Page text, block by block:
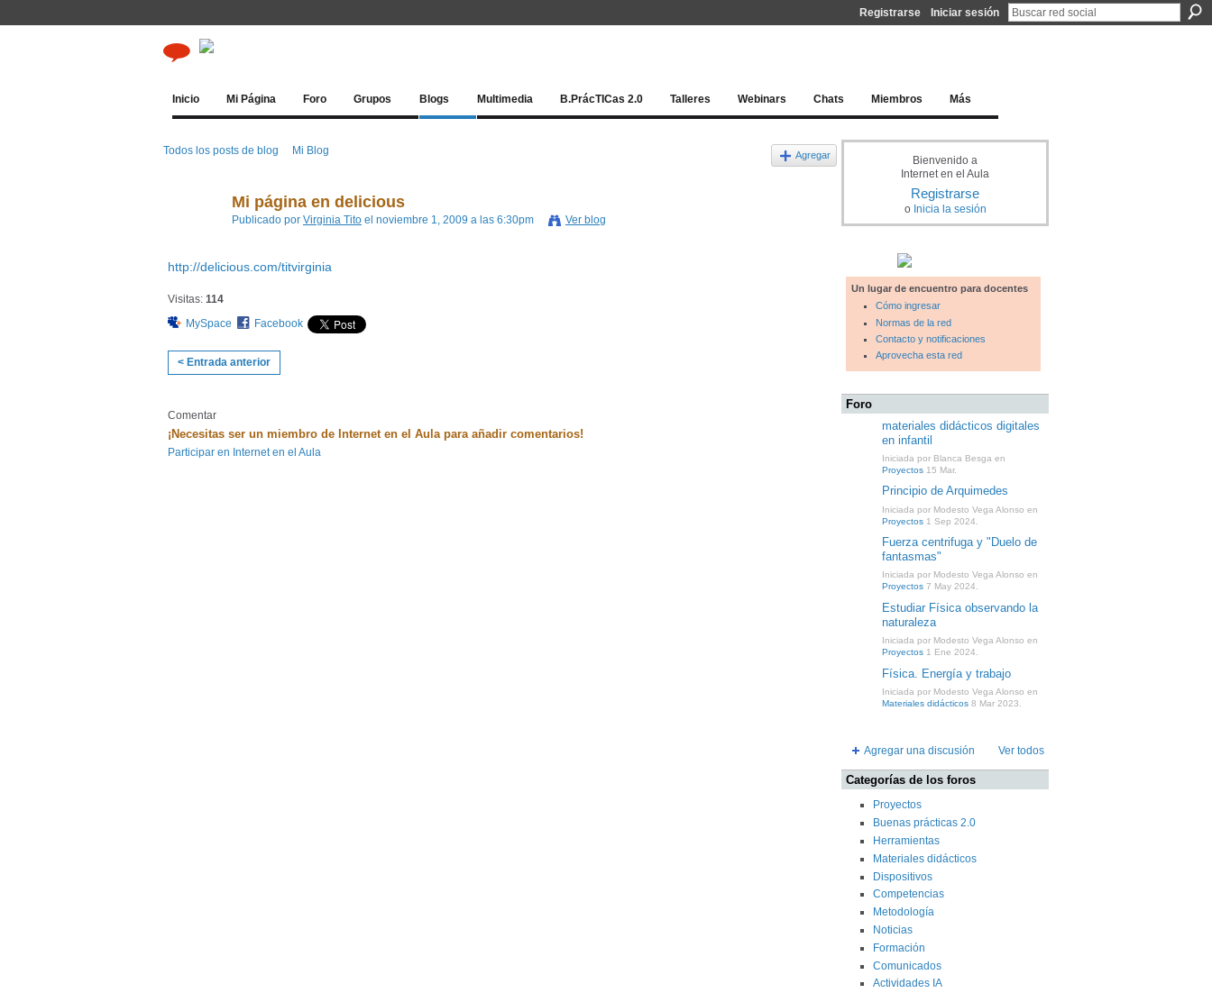
Registrarse Iniciar sesión
Inicio Mi Página Foro Grupos Blogs Multimedia B.PrácTICas 2.0 Talleres Webinars Chats Miembros Más
Todos los posts de blog Mi Blog Agregar
Mi página en delicious
Publicado por Virginia Tito el noviembre 1, 2009 a las 6:30pm Ver blog
http://delicious.com/titvirginia
Visitas: 114
MySpace
Facebook
< Entrada anterior
Comentar
¡Necesitas ser un miembro de Internet en el Aula para añadir comentarios!
Participar en Internet en el Aula
Bienvenido a
Internet en el Aula
Registrarse
o Inicia la sesión
Un lugar de encuentro para docentes
Cómo ingresar
Normas de la red
Contacto y notificaciones
Aprovecha esta red
Foro
materiales didácticos digitales
en infantil
Iniciada por Blanca Besga en
Proyectos 15 Mar.
Principio de Arquimedes
Iniciada por Modesto Vega Alonso en
Proyectos 1 Sep 2024.
Fuerza centrifuga y "Duelo de
fantasmas"
Iniciada por Modesto Vega Alonso en
Proyectos 7 May 2024.
Estudiar Física observando la
naturaleza
Iniciada por Modesto Vega Alonso en
Proyectos 1 Ene 2024.
Física. Energía y trabajo
Iniciada por Modesto Vega Alonso en
Materiales didácticos 8 Mar 2023.
Agregar una discusión Ver todos
Categorías de los foros
Proyectos
Buenas prácticas 2.0
Herramientas
Materiales didácticos
Dispositivos
Competencias
Metodología
Noticias
Formación
Comunicados
Actividades IA